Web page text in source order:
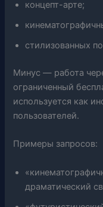
концепт-арте;
стилизованных
Минус — работа
ограниченный
используется как
пользователей.
Примеры запросов:
драматический